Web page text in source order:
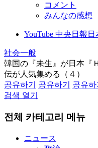
コメント
みんなの感想
YouTube 中央日報日
社会一般
韓国の『未生』が日本『
伝が人気集める（４）
공유하기
공유하기
공유하
검색 열기
전체 카테고리 메뉴
ニュース